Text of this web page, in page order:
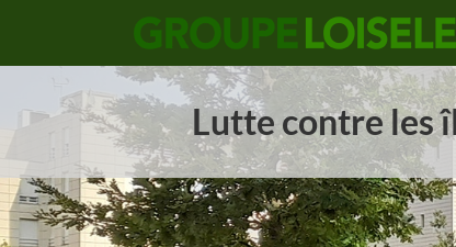
Lutte contre les